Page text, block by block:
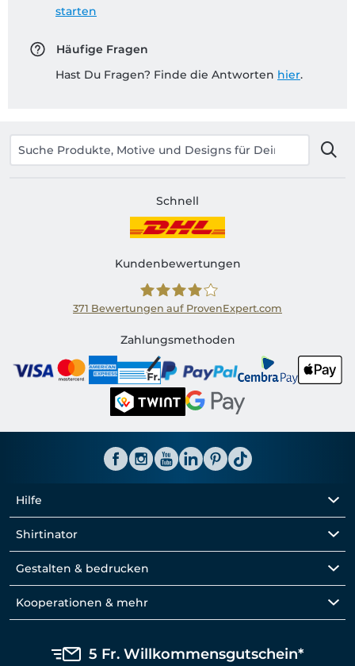
starten
Häufige Fragen
Hast Du Fragen? Finde die Antworten hier.
Schnell
Kundenbewertungen
Shirtinator CH
371 Bewertungen auf ProvenExpert.com
Zahlungsmethoden
Hilfe
Shirtinator
Gestalten & bedrucken
Kooperationen & mehr
5 Fr. Willkommensgutschein*